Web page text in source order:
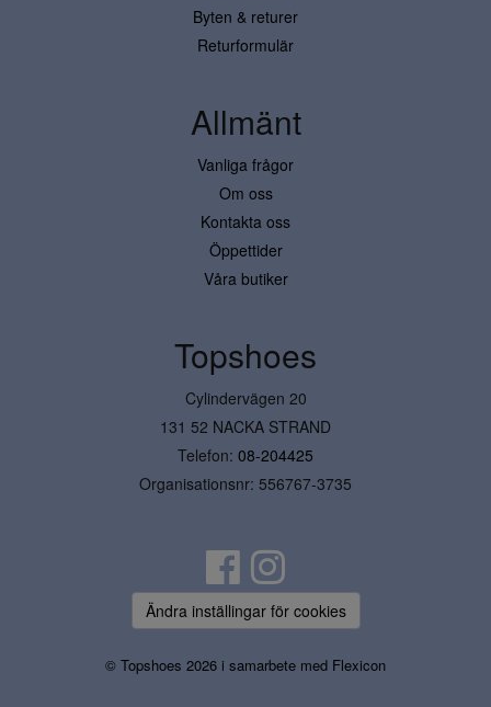
Byten & returer
Returformulär
Allmänt
Vanliga frågor
Om oss
Kontakta oss
Öppettider
Våra butiker
Topshoes
Cylindervägen 20
131 52 NACKA STRAND
Telefon: 08-204425
Organisationsnr: 556767-3735
Ändra inställingar för cookies
© Topshoes 2026 i samarbete med Flexicon